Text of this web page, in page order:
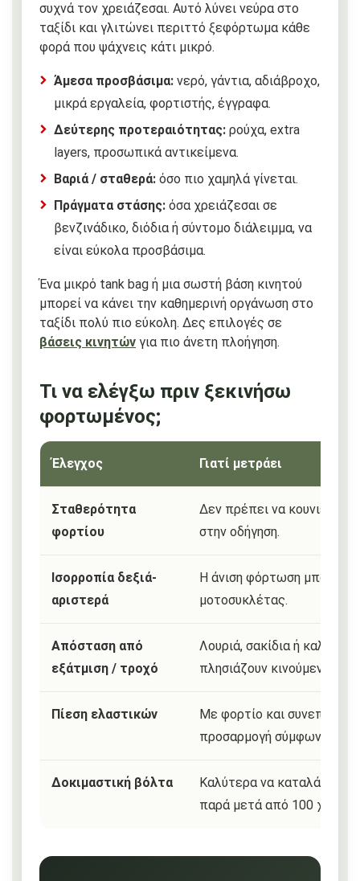
συχνά τον χρειάζεσαι. Αυτό λύνει νεύρα στο
ταξίδι και γλιτώνει περιττό ξεφόρτωμα κάθε
φορά που ψάχνεις κάτι μικρό.
Άμεσα προσβάσιμα: νερό, γάντια, αδιάβροχο,
μικρά εργαλεία, φορτιστής, έγγραφα.
Δεύτερης προτεραιότητας: ρούχα, extra
layers, προσωπικά αντικείμενα.
Βαριά / σταθερά: όσο πιο χαμηλά γίνεται.
Πράγματα στάσης: όσα χρειάζεσαι σε
βενζινάδικο, διόδια ή σύντομο διάλειμμα, να
είναι εύκολα προσβάσιμα.
Ένα μικρό tank bag ή μια σωστή βάση κινητού
μπορεί να κάνει την καθημερινή οργάνωση στο
ταξίδι πολύ πιο εύκολη. Δες επιλογές σε
βάσεις κινητών για πιο άνετη πλοήγηση.
Τι να ελέγξω πριν ξεκινήσω
φορτωμένος;
Έλεγχος Γιατί μετράει
Σταθερότητα
φορτίου
Δεν πρέπει να κουνιέται,
στην οδήγηση.
Ισορροπία δεξιά-
αριστερά
Η άνιση φόρτωση μπορεί
μοτοσυκλέτας.
Απόσταση από
εξάτμιση / τροχό
Λουριά, σακίδια ή
πλησιάζουν κινούμενα ή
Πίεση ελαστικών
Με φορτίο και
προσαρμογή σύμφωνα με
Δοκιμαστική βόλτα
Καλύτερα να καταλάβεις
παρά μετά από 100